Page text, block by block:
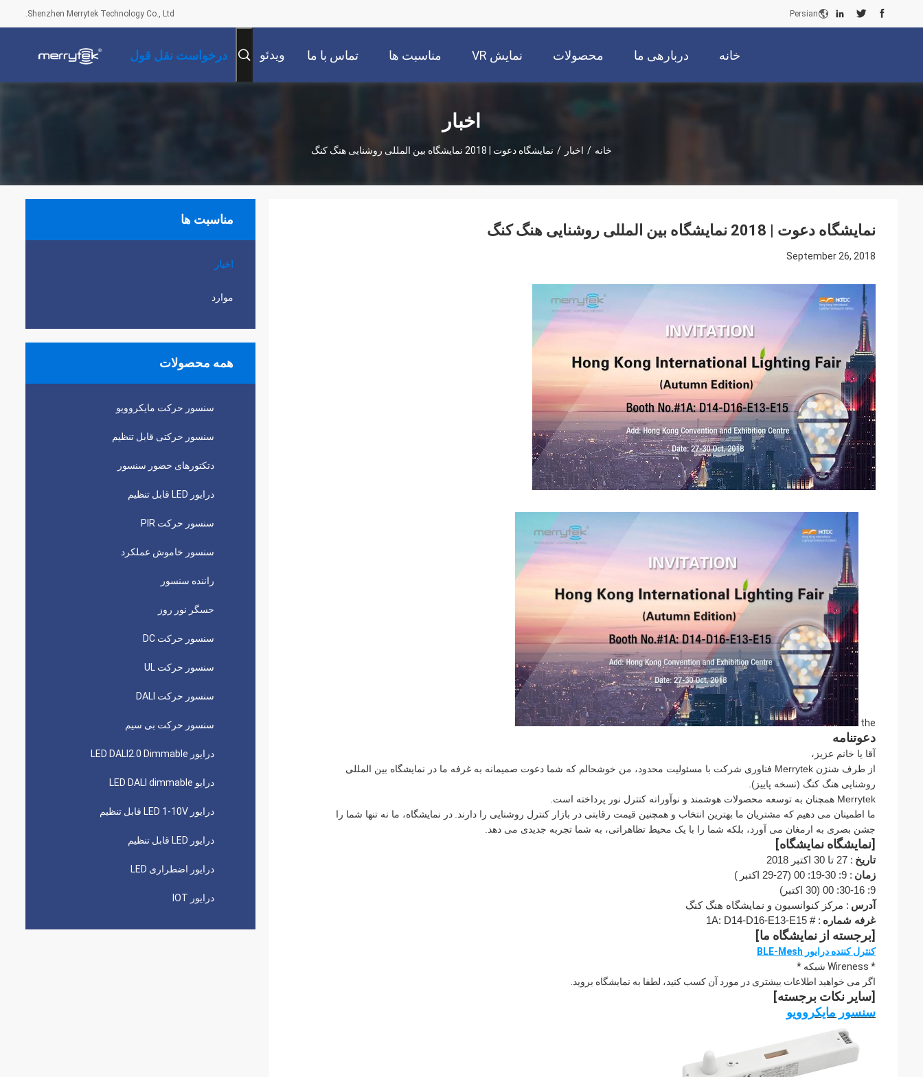
Shenzhen Merrytek Technology Co., Ltd. Persian
خانه دربارهی ما محصولات نمایش VR مناسبت ها تماس با ما ویدئو درخواست نقل قول
اخبار
خانه / اخبار / نمایشگاه دعوت | 2018 نمایشگاه بین المللی روشنایی هنگ کنگ
مناسبت ها
اخبار
موارد
همه محصولات
سنسور حرکت مایکروویو
سنسور حرکتی قابل تنظیم
دتکتورهای حضور سنسور
درایور LED قابل تنظیم
سنسور حرکت PIR
سنسور خاموش عملکرد
راننده سنسور
حسگر نور روز
سنسور حرکت DC
سنسور حرکت UL
سنسور حرکت DALI
سنسور حرکت بی سیم
درایور LED DALI2.0 Dimmable
درایو LED DALI dimmable
درایور LED 1-10V قابل تنظیم
درایور LED قابل تنظیم
درایور اضطراری LED
درایور IOT
نمایشگاه دعوت | 2018 نمایشگاه بین المللی روشنایی هنگ کنگ
September 26, 2018
the
دعوتنامه
آقا یا خانم عزیز،
از طرف شنژن Merrytek فناوری شرکت با مسئولیت محدود، من خوشحالم که شما دعوت صمیمانه به غرفه ما در نمایشگاه بین المللی
روشنایی هنگ کنگ (نسخه پاییز).
Merrytek همچنان به توسعه محصولات هوشمند و نوآورانه کنترل نور پرداخته است.
ما اطمینان می دهیم که مشتریان ما بهترین انتخاب و همچنین قیمت رقابتی در بازار کنترل روشنایی را دارند. در نمایشگاه، ما نه تنها شما را
جشن بصری به ارمغان می آورد، بلکه شما را با یک محیط تظاهراتی، به شما تجربه جدیدی می دهد.
[نمایشگاه نمایشگاه]
تاریخ : 27 تا 30 اکتبر 2018
زمان : 9: 30-19: 00 (27-29 اکتبر
)
9: 30-16: 00 (30 اکتبر)
آدرس : مرکز کنوانسیون و نمایشگاه هنگ کنگ
غرفه شماره : # 1A: D14-D16-E13-E15
[برجسته از نمایشگاه ما]
کنترل کننده درایور BLE-Mesh
* Wireness شبکه *
اگر می خواهید اطلاعات بیشتری در مورد آن کسب کنید، لطفا به نمایشگاه بروید.
[سایر نکات برجسته]
سنسور مایکروویو